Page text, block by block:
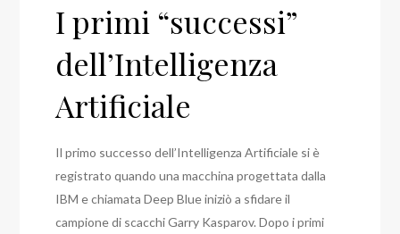
I primi “successi”
dell’Intelligenza
Artificiale
Il primo successo dell’Intelligenza Artificiale si è
registrato quando una macchina progettata dalla
IBM e chiamata Deep Blue iniziò a sfidare il
campione di scacchi Garry Kasparov. Dopo i primi